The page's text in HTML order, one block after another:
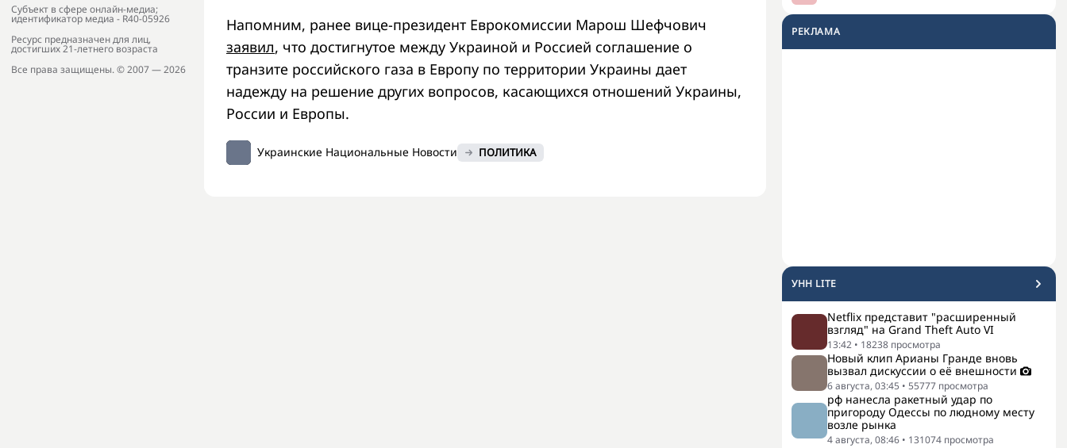
Субъект в сфере онлайн-медиа;
идентификатор медиа - R40-05926
Ресурс предназначен для лиц,
достигших 21-летнего возраста
Все права защищены. © 2007 — 2026
РЕКЛАМА
УНН LITE
Netflix представит "расширенный
взгляд" на Grand Theft Auto VI
13:42 • 18238 просмотра
Новый клип Арианы Гранде вновь
вызвал дискуссии о её внешности
6 августа, 03:45 • 55777 просмотра
рф нанесла ракетный удар по
пригороду Одессы по людному месту
возле рынка
4 августа, 08:46 • 131074 просмотра
Напомним, ранее вице-президент Еврокомиссии Марош Шефчович
заявил, что достигнутое между Украиной и Россией соглашение о
транзите российского газа в Европу по территории Украины дает
надежду на решение других вопросов, касающихся отношений Украины,
России и Европы.
Украинские Национальные Новости ПОЛИТИКА